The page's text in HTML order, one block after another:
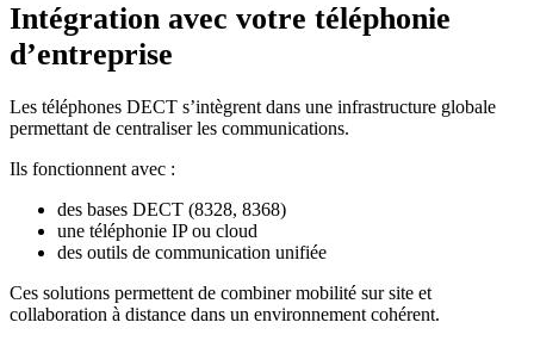
Intégration avec votre téléphonie
d’entreprise
Les téléphones DECT s’intègrent dans une infrastructure globale
permettant de centraliser les communications.
Ils fonctionnent avec :
des bases DECT (8328, 8368)
une téléphonie IP ou cloud
des outils de communication unifiée
Ces solutions permettent de combiner mobilité sur site et
collaboration à distance dans un environnement cohérent.